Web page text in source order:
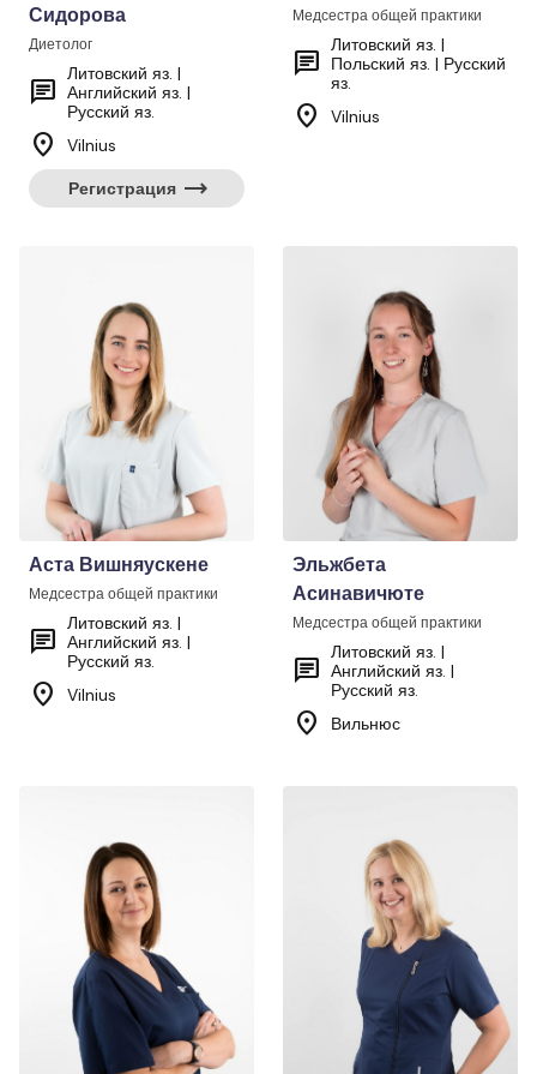
Сидорова
Диетолог
chat
Литовский яз. |
Английский яз. |
Русский яз.
location_on
Vilnius
Регистрация trending_flat
Медсестра общей практики
chat
Литовский яз. |
Польский яз. | Русский
яз.
location_on Vilnius
Аста Вишняускене
Медсестра общей практики
chat
Литовский яз. |
Английский яз. |
Русский яз.
location_on Vilnius
Эльжбета
Асинавичюте
Медсестра общей практики
chat
Литовский яз. |
Английский яз. |
Русский яз.
location_on Вильнюс